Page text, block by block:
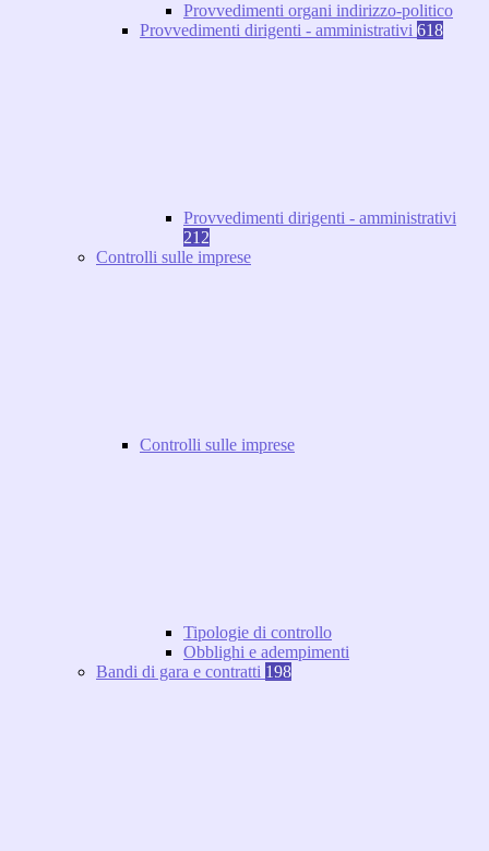
Provvedimenti organi indirizzo-politico
Provvedimenti dirigenti - amministrativi 618
Provvedimenti dirigenti - amministrativi
212
Controlli sulle imprese
Controlli sulle imprese
Tipologie di controllo
Obblighi e adempimenti
Bandi di gara e contratti 198